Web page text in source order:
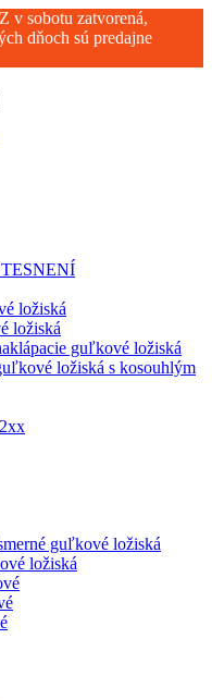
v sobotu zatvorená,
dňoch sú predajne
ložiská
ložiská
guľkové ložiská
ložiská s kosouhlým
guľkové ložiská
ložiská